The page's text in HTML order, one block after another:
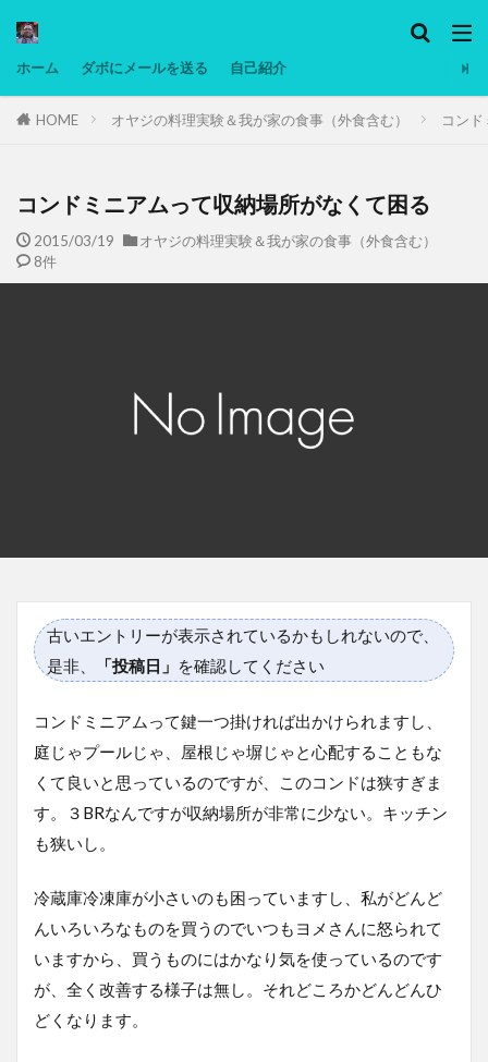
ホーム ダボにメールを送る 自己紹介
HOME オヤジの料理実験＆我が家の食事（外食含む） コン
コンドミニアムって収納場所がなくて困る
2015/03/19
オヤジの料理実験＆我が家の食事（外食含む）
8件
古いエントリーが表示されているかもしれないので、
是非、
「投稿日」 を確認してください
コンドミニアムって鍵一つ掛ければ出かけられますし、
庭じゃプールじゃ、屋根じゃ塀じゃと心配することもな
くて良いと思っているのですが、このコンドは狭すぎま
す。３BRなんですが収納場所が非常に少ない。キッチン
も狭いし。
冷蔵庫冷凍庫が小さいのも困っていますし、私がどんど
んいろいろなものを買うのでいつもヨメさんに怒られて
いますから、買うものにはかなり気を使っているのです
が、全く改善する様子は無し。それどころかどんどんひ
どくなります。
タグ
マレーシア動画
ヨーグルト